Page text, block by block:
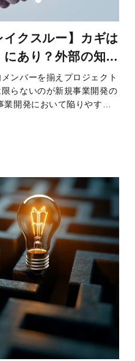
イクスルー】カギは
にあり？外部の知見
プと状況別マッチ
ンバーを揃えプロジェクト
らないのが新規事業開発の
開発において陥りやすい
本質的な課題解決策につい
おいてこれまで